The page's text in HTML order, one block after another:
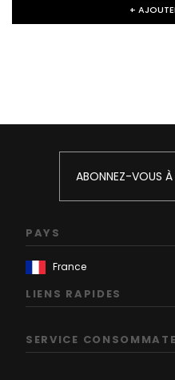
+
ABONNEZ-VOUS À
PAYS
LIENS RAPIDES
SERVICE